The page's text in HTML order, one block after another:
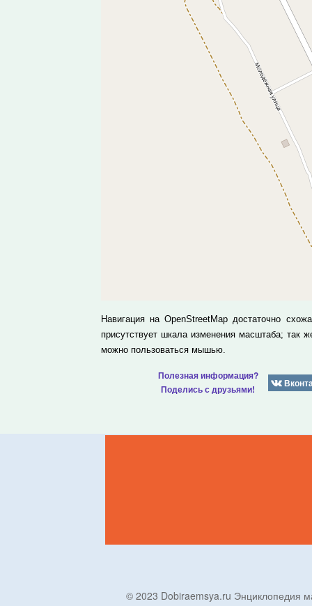
Навигация на OpenStreetMap достаточно
присутствует шкала изменения масштаба; так
можно пользоваться мышью.
Полезная информация?
Поделись с друзьями!
© 2023 Dobiraemsya.ru